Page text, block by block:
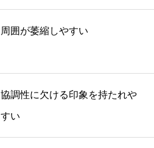
周囲が萎縮しやすい
協調性に欠ける印象を持たれや
すい